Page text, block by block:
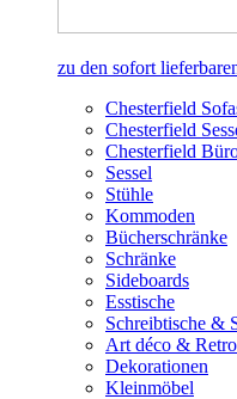
zu den sofort
Chesterfield
Chesterfield
Chesterfield
Sessel
Stühle
Kommoden
Bücherschränke
Schränke
Sideboards
Esstische
Schreibtische &
Art déco &
Dekorationen
Kleinmöbel